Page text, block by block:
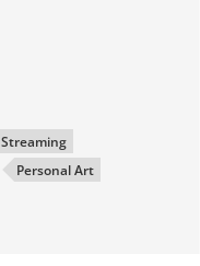
Streaming
Personal Art